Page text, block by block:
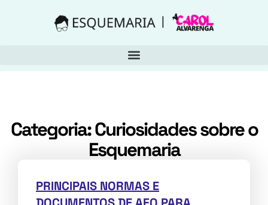
Categoria: Curiosidades sobre o
Esquemaria
PRINCIPAIS NORMAS E